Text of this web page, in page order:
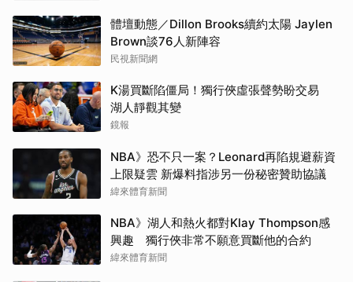
體壇動態／Dillon Brooks續約太陽 Jaylen
Brown談76人新陣容
民視新聞網
K湯買斷陷僵局！獨行俠虛張聲勢盼交易
湖人靜觀其變
鏡報
NBA》恐不只一案？Leonard再陷規避薪資
上限疑雲 新爆料指涉另一份秘密贊助協議
緯來體育新聞
NBA》湖人和熱火都對Klay Thompson感
興趣 獨行俠非常不願意買斷他的合約
緯來體育新聞